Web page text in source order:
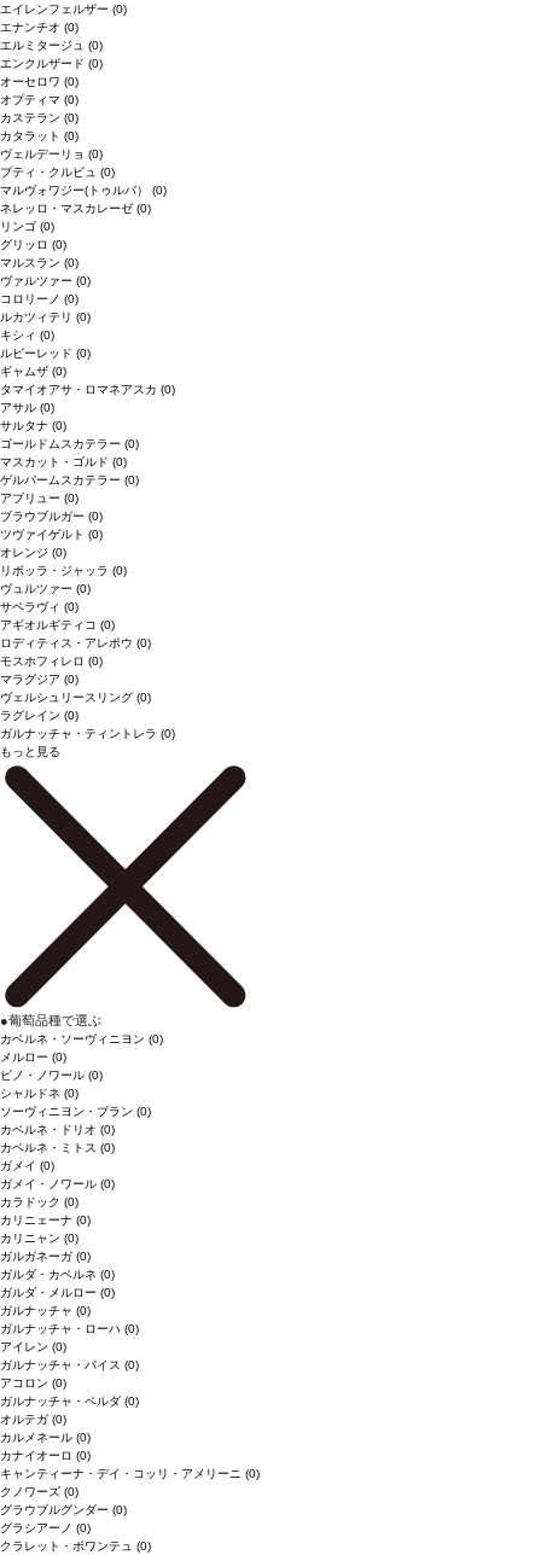
エイレンフェルザー (0)
エナンチオ (0)
エルミタージュ (0)
エンクルザード (0)
オーセロワ (0)
オプティマ (0)
カステラン (0)
カタラット (0)
ヴェルデーリョ (0)
プティ・クルビュ (0)
マルヴォワジー(トゥルバ） (0)
ネレッロ・マスカレーゼ (0)
リンゴ (0)
グリッロ (0)
マルスラン (0)
ヴァルツァー (0)
コロリーノ (0)
ルカツィテリ (0)
キシィ (0)
ルビーレッド (0)
ギャムザ (0)
タマイオアサ・ロマネアスカ (0)
アサル (0)
サルタナ (0)
ゴールドムスカテラー (0)
マスカット・ゴルド (0)
ゲルバームスカテラー (0)
アブリュー (0)
ブラウブルガー (0)
ツヴァイゲルト (0)
オレンジ (0)
リボッラ・ジャッラ (0)
ヴュルツァー (0)
サペラヴィ (0)
アギオルギティコ (0)
ロディティス・アレポウ (0)
モスホフィレロ (0)
マラグジア (0)
ヴェルシュリースリング (0)
ラグレイン (0)
ガルナッチャ・ティントレラ (0)
もっと見る
●葡萄品種で選ぶ
カベルネ・ソーヴィニヨン (0)
メルロー (0)
ピノ・ノワール (0)
シャルドネ (0)
ソーヴィニヨン・ブラン (0)
カベルネ・ドリオ (0)
カベルネ・ミトス (0)
ガメイ (0)
ガメイ・ノワール (0)
カラドック (0)
カリニェーナ (0)
カリニャン (0)
ガルガネーガ (0)
ガルダ・カベルネ (0)
ガルダ・メルロー (0)
ガルナッチャ (0)
ガルナッチャ・ローハ (0)
アイレン (0)
ガルナッチャ・パイス (0)
アコロン (0)
ガルナッチャ・ペルダ (0)
オルテガ (0)
カルメネール (0)
カナイオーロ (0)
キャンティーナ・デイ・コッリ・アメリーニ (0)
クノワーズ (0)
グラウブルグンダー (0)
グラシアーノ (0)
クラレット・ボワンテュ (0)